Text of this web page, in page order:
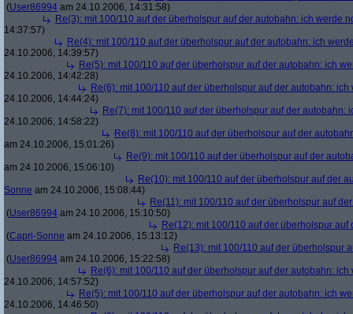
(User86994 am 24.10.2006, 14:31:58)
Re(3): mit 100/110 auf der überholspur auf der autobahn: ich werde
14:37:57)
Re(4): mit 100/110 auf der überholspur auf der autobahn: ich
24.10.2006, 14:39:57)
Re(5): mit 100/110 auf der überholspur auf der autobahn: ich
24.10.2006, 14:42:28)
Re(6): mit 100/110 auf der überholspur auf der autobahn:
24.10.2006, 14:44:24)
Re(7): mit 100/110 auf der überholspur auf der autobahn:
24.10.2006, 14:58:22)
Re(8): mit 100/110 auf der überholspur auf der
am 24.10.2006, 15:01:26)
Re(9): mit 100/110 auf der überholspur auf der
am 24.10.2006, 15:06:10)
Re(10): mit 100/110 auf der überholspur auf der
Sonne am 24.10.2006, 15:08:44)
Re(11): mit 100/110 auf der überholspur auf
(User86994 am 24.10.2006, 15:10:50)
Re(12): mit 100/110 auf der überholspur
(Capri-Sonne am 24.10.2006, 15:13:12)
Re(13): mit 100/110 auf der überholspur
(User86994 am 24.10.2006, 15:22:58)
Re(6): mit 100/110 auf der überholspur auf der autobahn:
24.10.2006, 14:57:52)
Re(5): mit 100/110 auf der überholspur auf der autobahn: ich
24.10.2006, 14:46:50)